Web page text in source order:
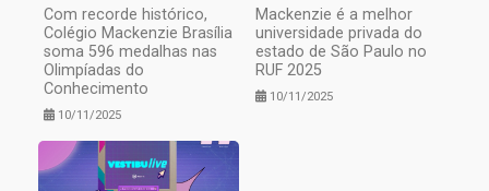
Com recorde histórico,
Colégio Mackenzie Brasília
soma 596 medalhas nas
Olimpíadas do
Conhecimento
10/11/2025
Mackenzie é a melhor
universidade privada do
estado de São Paulo no
RUF 2025
10/11/2025